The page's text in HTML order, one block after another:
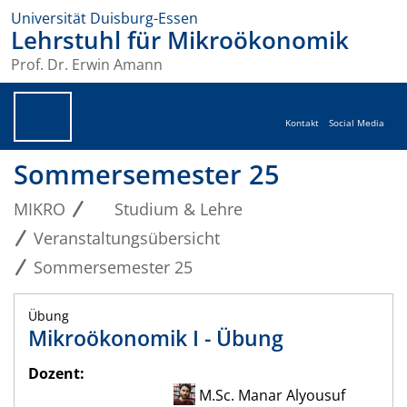
Universität Duisburg-Essen
Lehrstuhl für Mikroökonomik
Prof. Dr. Erwin Amann
Kontakt Social Media
Sommersemester 25
MIKRO
Studium & Lehre
Veranstaltungsübersicht
Sommersemester 25
Übung
Mikroökonomik I - Übung
Dozent:
M.Sc. Manar Alyousuf